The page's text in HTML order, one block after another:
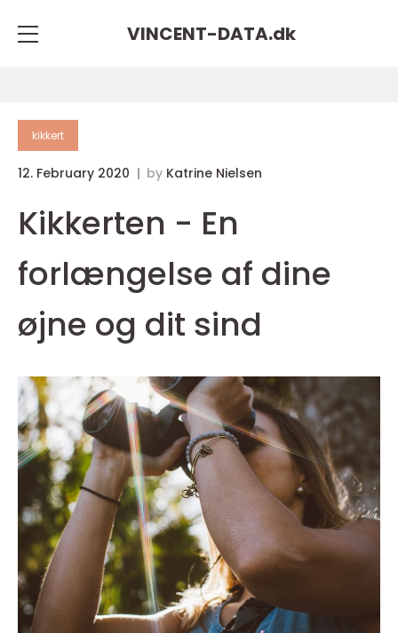
VINCENT-DATA.dk
kikkert
12. February 2020 by Katrine Nielsen
Kikkerten - En
forlængelse af dine
øjne og dit sind